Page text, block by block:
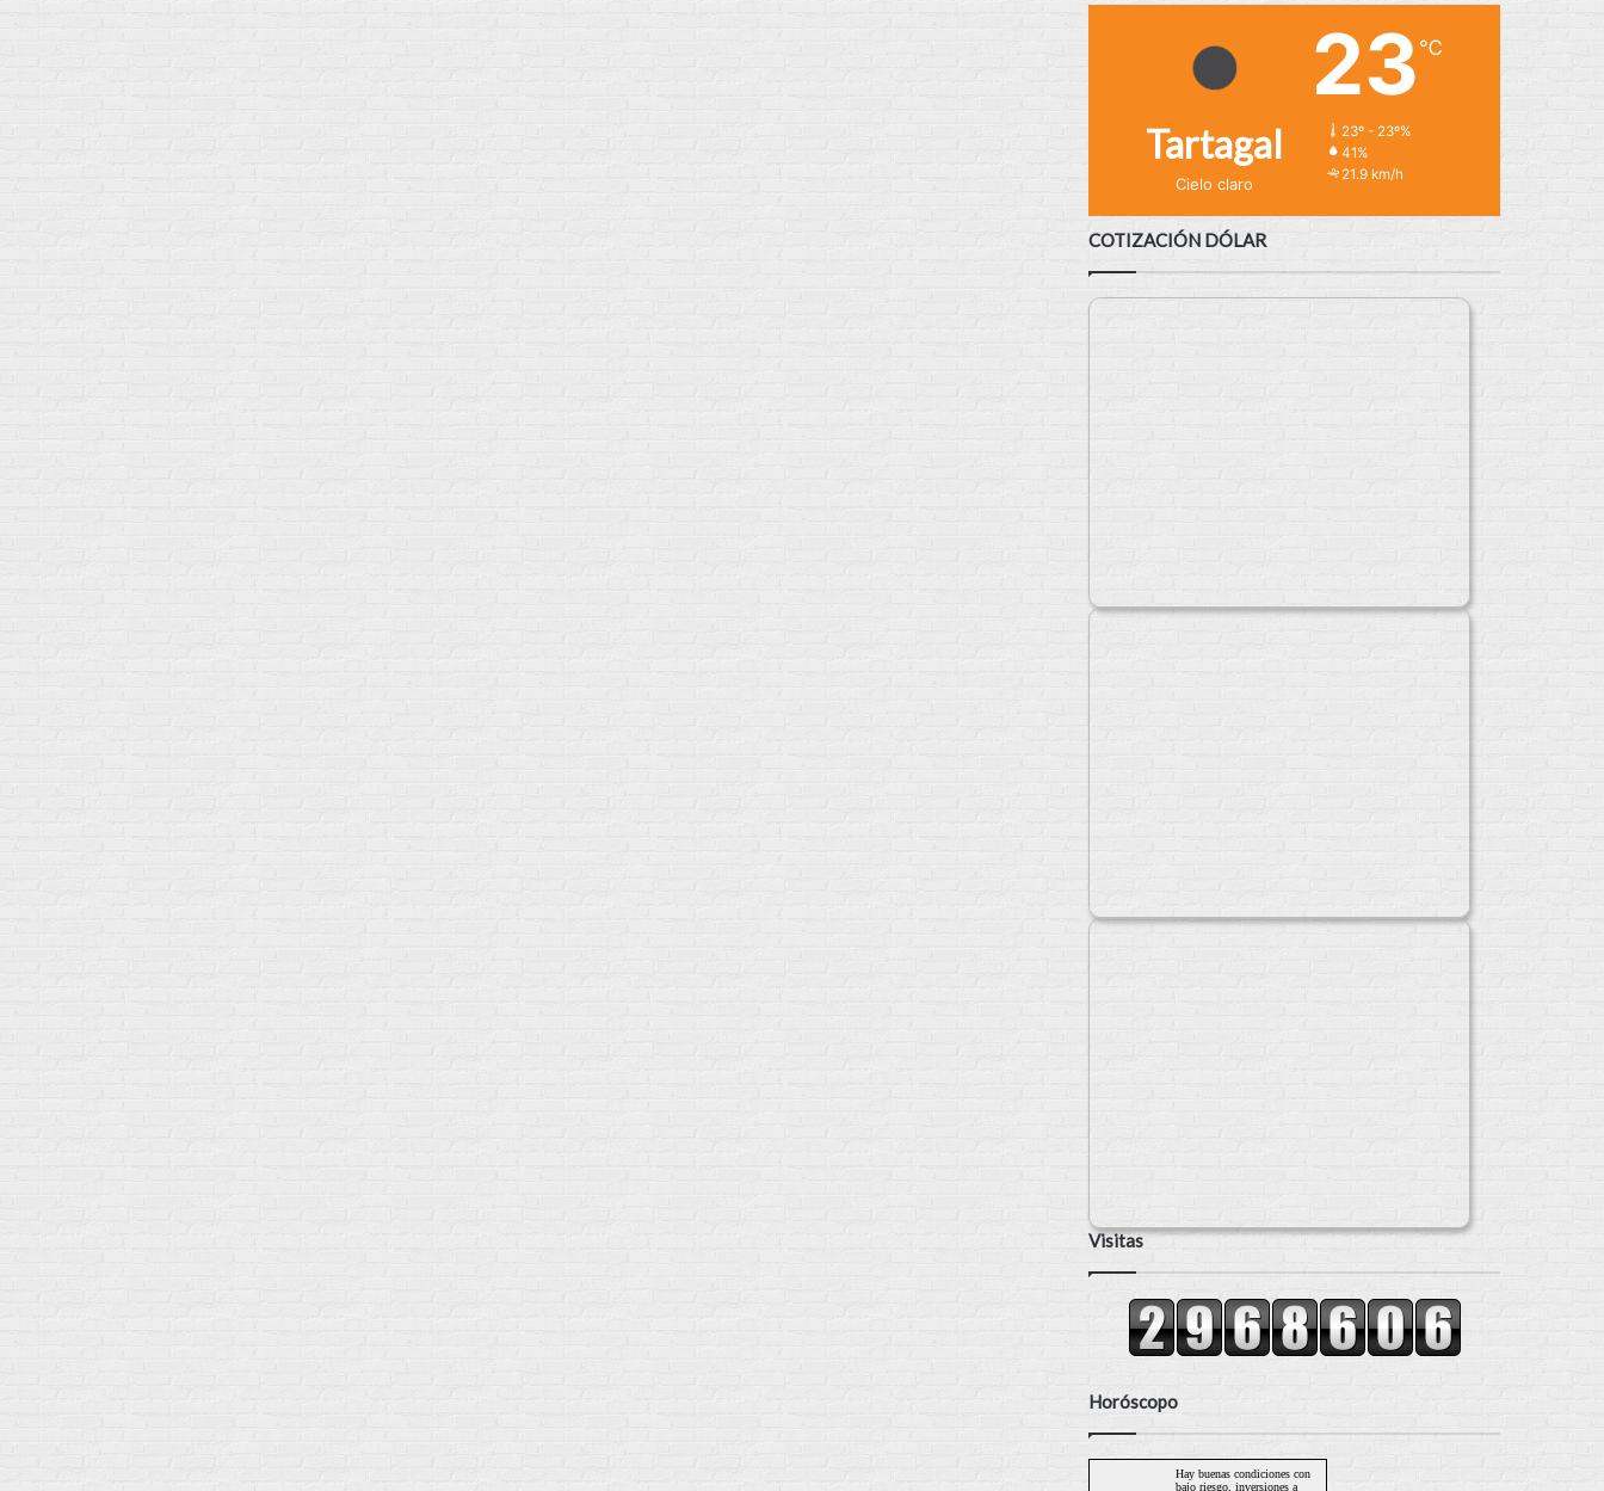
Tartagal
Cielo claro
23 ℃
23º - 23º%
41%
21.9 km/h
COTIZACIÓN DÓLAR
Visitas
Horóscopo